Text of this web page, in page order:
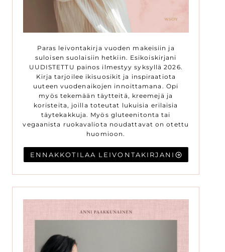
Paras leivontakirja vuoden makeisiin ja
suloisen suolaisiin hetkiin. Esikoiskirjani
UUDISTETTU painos ilmestyy syksyllä 2026.
Kirja tarjoilee ikisuosikit ja inspiraatiota
uuteen vuodenaikojen innoittamana. Opi
myös tekemään täytteitä, kreemejä ja
koristeita, joilla toteutat lukuisia erilaisia
täytekakkuja. Myös gluteenitonta tai
vegaanista ruokavaliota noudattavat on otettu
huomioon.
ENNAKKOTILAA LEIVONTAKIRJANI